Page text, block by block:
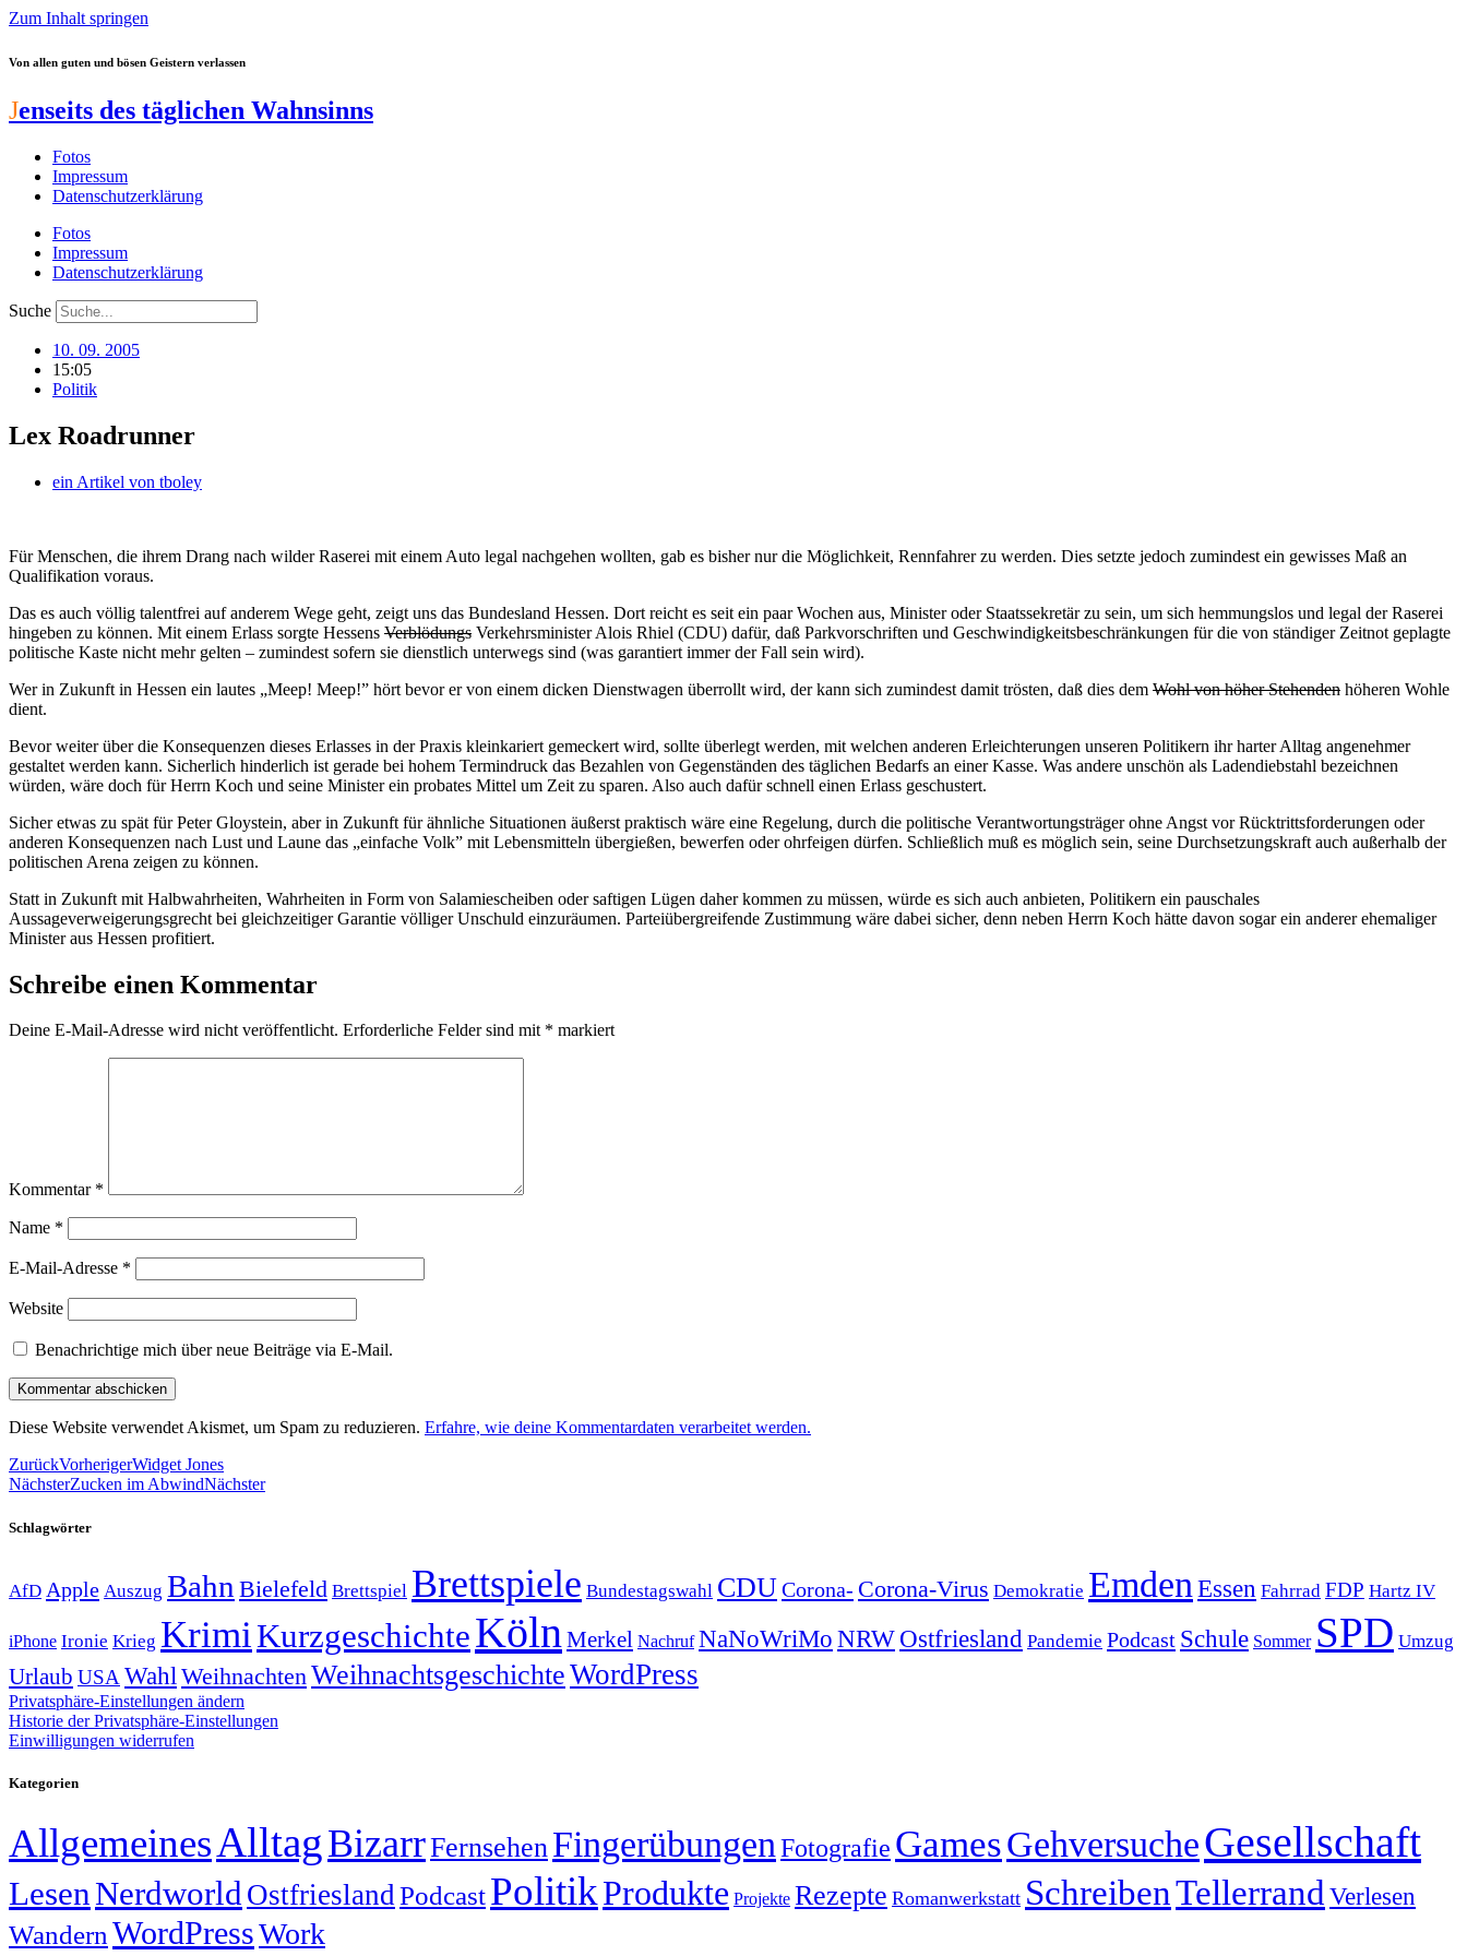
Zum Inhalt springen
Von allen guten und bösen Geistern verlassen
Jenseits des täglichen Wahnsinns
Fotos
Impressum
Datenschutzerklärung
Fotos
Impressum
Datenschutzerklärung
Suche
10. 09. 2005
15:05
Politik
Lex Roadrunner
ein Artikel von tboley
Für Menschen, die ihrem Drang nach wilder Raserei mit einem Auto legal nachgehen wollten, gab es bisher nur die Möglichkeit, Rennfahrer zu werden. Dies setzte jedoch zumindest ein gewisses Maß an
Qualifikation voraus.
Das es auch völlig talentfrei auf anderem Wege geht, zeigt uns das Bundesland Hessen. Dort reicht es seit ein paar Wochen aus, Minister oder Staatssekretär zu sein, um sich hemmungslos und legal der Raserei
hingeben zu können. Mit einem Erlass sorgte Hessens Verblödungs Verkehrsminister Alois Rhiel (CDU) dafür, daß Parkvorschriften und Geschwindigkeitsbeschränkungen für die von ständiger Zeitnot geplagte
politische Kaste nicht mehr gelten – zumindest sofern sie dienstlich unterwegs sind (was garantiert immer der Fall sein wird).
Wer in Zukunft in Hessen ein lautes „Meep! Meep!” hört bevor er von einem dicken Dienstwagen überrollt wird, der kann sich zumindest damit trösten, daß dies dem Wohl von höher Stehenden höheren Wohle
dient.
Bevor weiter über die Konsequenzen dieses Erlasses in der Praxis kleinkariert gemeckert wird, sollte überlegt werden, mit welchen anderen Erleichterungen unseren Politikern ihr harter Alltag angenehmer
gestaltet werden kann. Sicherlich hinderlich ist gerade bei hohem Termindruck das Bezahlen von Gegenständen des täglichen Bedarfs an einer Kasse. Was andere unschön als Ladendiebstahl bezeichnen
würden, wäre doch für Herrn Koch und seine Minister ein probates Mittel um Zeit zu sparen. Also auch dafür schnell einen Erlass geschustert.
Sicher etwas zu spät für Peter Gloystein, aber in Zukunft für ähnliche Situationen äußerst praktisch wäre eine Regelung, durch die politische Verantwortungsträger ohne Angst vor Rücktrittsforderungen oder
anderen Konsequenzen nach Lust und Laune das „einfache Volk” mit Lebensmitteln übergießen, bewerfen oder ohrfeigen dürfen. Schließlich muß es möglich sein, seine Durchsetzungskraft auch außerhalb der
politischen Arena zeigen zu können.
Statt in Zukunft mit Halbwahrheiten, Wahrheiten in Form von Salamiescheiben oder saftigen Lügen daher kommen zu müssen, würde es sich auch anbieten, Politikern ein pauschales
Aussageverweigerungsgrecht bei gleichzeitiger Garantie völliger Unschuld einzuräumen. Parteiübergreifende Zustimmung wäre dabei sicher, denn neben Herrn Koch hätte davon sogar ein anderer ehemaliger
Minister aus Hessen profitiert.
Schreibe einen Kommentar
Deine E-Mail-Adresse wird nicht veröffentlicht. Erforderliche Felder sind mit * markiert
Kommentar *
Name *
E-Mail-Adresse *
Website
Benachrichtige mich über neue Beiträge via E-Mail.
Diese Website verwendet Akismet, um Spam zu reduzieren. Erfahre, wie deine Kommentardaten verarbeitet werden.
ZurückVorherigerWidget Jones
NächsterZucken im AbwindNächster
Schlagwörter
AfD Apple Auszug Bahn Bielefeld Brettspiel Brettspiele Bundestagswahl CDUCorona- Corona-Virus Demokratie Emden Essen Fahrrad FDP Hartz IV
iPhone Ironie Krieg KrimiKurzgeschichteKöln Merkel Nachruf NaNoWriMo NRWOstfriesland Pandemie Podcast Schule Sommer SPD Umzug
Urlaub USA Wahl Weihnachten WeihnachtsgeschichteWordPress
Privatsphäre-Einstellungen ändern
Historie der Privatsphäre-Einstellungen
Einwilligungen widerrufen
Kategorien
AllgemeinesAlltagBizarrFernsehenFingerübungen Fotografie GamesGehversucheGesellschaft
LesenNerdworld OstfrieslandPodcastPolitikProdukte Projekte Rezepte Romanwerkstatt SchreibenTellerrand Verlesen
Wandern WordPressWork